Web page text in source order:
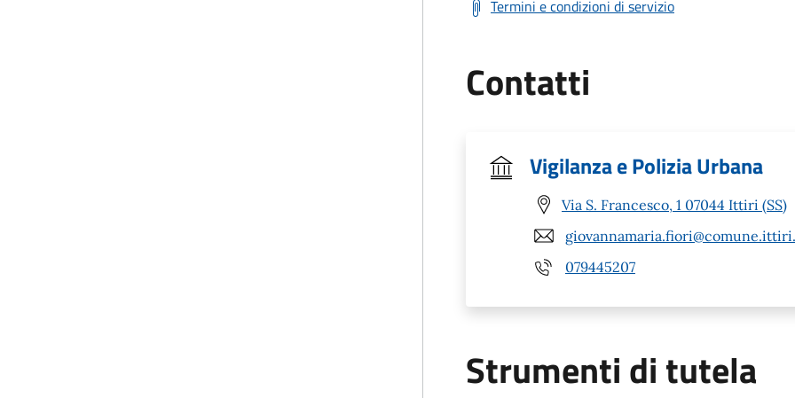
Termini e condizioni di servizio
Contatti
Vigilanza e Polizia Urbana
Via S. Francesco, 1 07044 Ittiri (SS)
079445207
Strumenti di tutela